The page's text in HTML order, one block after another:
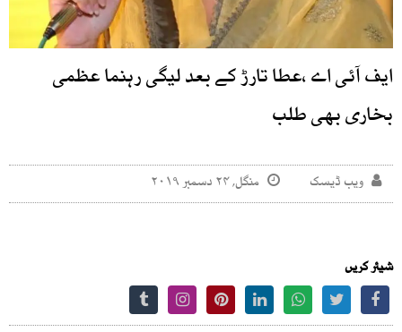
ایف آئی اے ،عطا تارڑ کے بعد لیگی رہنما عظمی
بخاری بھی طلب
ویب ڈیسک منگل, ۲۴ دسمبر ۲۰۱۹
شیئر کریں